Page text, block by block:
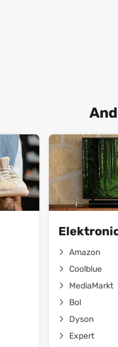
Amazon
Coolblue
MediaMarkt
Bol
Dyson
Expert